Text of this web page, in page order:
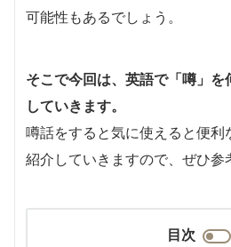
可能性もあるでしょう。
そこで今回は、 英語で「噂」を
していきます。
噂話をすると気に使えると便利
紹介していきますので、ぜひ参
目次